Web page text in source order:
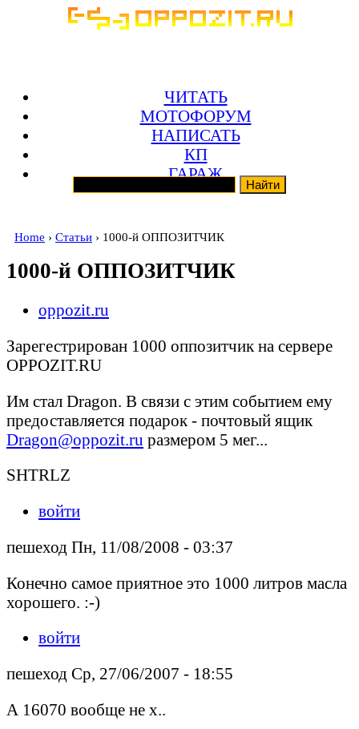
ЧИТАТЬ
МОТОФОРУМ
НАПИСАТЬ
КП
ГАРАЖ
Home › Статьи › 1000-й ОППОЗИТЧИК
1000-й ОППОЗИТЧИК
oppozit.ru
Зарегестрирован 1000 оппозитчик на сервере
OPPOZIT.RU
Им стал Dragon. В связи с этим событием ему
предоставляется подарок - почтовый ящик
Dragon@oppozit.ru размером 5 мег...
SHTRLZ
войти
пешеход Пн, 11/08/2008 - 03:37
Конечно самое приятное это 1000 литров масла
хорошего. :-)
войти
пешеход Ср, 27/06/2007 - 18:55
А 16070 вообще не х..